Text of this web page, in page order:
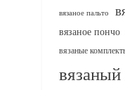
вязаное пальто
вязаное пончо
вязаные